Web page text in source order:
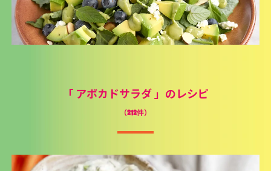
「 アボカドサラダ 」のレシピ
（212件）